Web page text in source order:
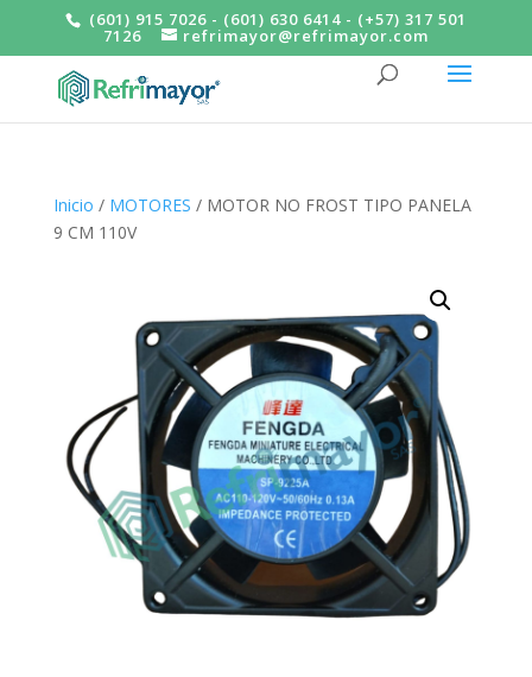
(601) 915 7026 - (601) 630 6414 - (+57) 317 501
7126 refrimayor@refrimayor.com
Inicio / MOTORES / MOTOR NO FROST TIPO PANELA
9 CM 110V